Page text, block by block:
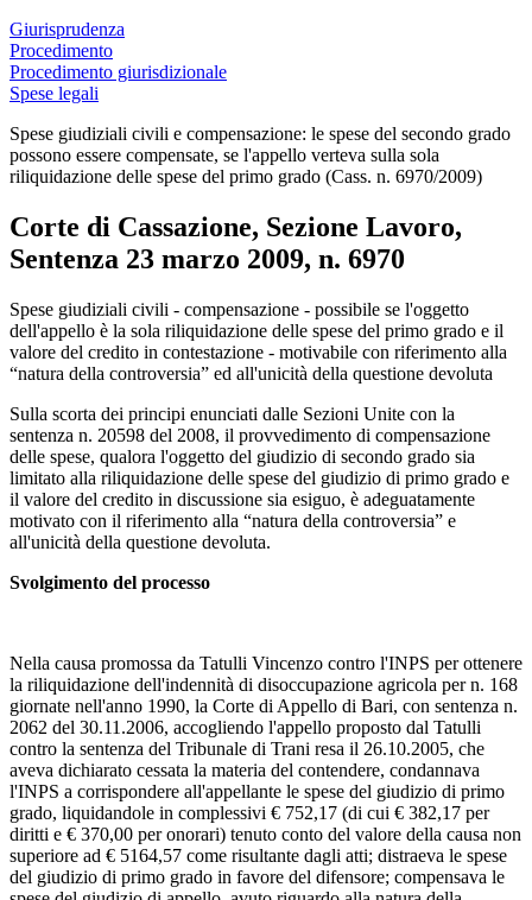
Giurisprudenza
Procedimento
Procedimento giurisdizionale
Spese legali
Spese giudiziali civili e compensazione: le spese del secondo grado
possono essere compensate, se l'appello verteva sulla sola
riliquidazione delle spese del primo grado (Cass. n. 6970/2009)
Corte di Cassazione, Sezione Lavoro,
Sentenza 23 marzo 2009, n. 6970
Corte di Cassazione, Sezione Lavoro,
Spese giudiziali civili - compensazione - possibile se l'oggetto
dell'appello è la sola riliquidazione delle spese del primo grado e il
valore del credito in contestazione - motivabile con riferimento alla
“natura della controversia” ed all'unicità della questione devoluta
Sulla scorta dei principi enunciati dalle Sezioni Unite con la
sentenza n. 20598 del 2008, il provvedimento di compensazione
delle spese, qualora l'oggetto del giudizio di secondo grado sia
limitato alla riliquidazione delle spese del giudizio di primo grado e
il valore del credito in discussione sia esiguo, è adeguatamente
motivato con il riferimento alla “natura della controversia” e
all'unicità della questione devoluta.
Svolgimento del processo
Nella causa promossa da Tatulli Vincenzo contro l'INPS per ottenere
la riliquidazione dell'indennità di disoccupazione agricola per n. 168
giornate nell'anno 1990, la Corte di Appello di Bari, con sentenza n.
2062 del 30.11.2006, accogliendo l'appello proposto dal Tatulli
contro la sentenza del Tribunale di Trani resa il 26.10.2005, che
aveva dichiarato cessata la materia del contendere, condannava
l'INPS a corrispondere all'appellante le spese del giudizio di primo
grado, liquidandole in complessivi € 752,17 (di cui € 382,17 per
diritti e € 370,00 per onorari) tenuto conto del valore della causa non
superiore ad € 5164,57 come risultante dagli atti; distraeva le spese
del giudizio di primo grado in favore del difensore; compensava le